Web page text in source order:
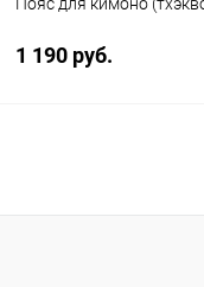
1 190 руб.
Купить в 1 клик